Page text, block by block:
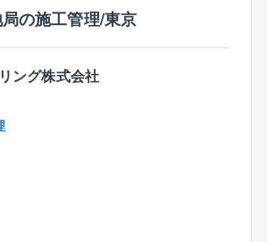
社会は今後、新たな進化の時代を迎
安定的にかつ高品質なサービスが提
と維持を行っていきましょう。
】
出資の子会社として2005年に設立
人向けの通信環境サポートといった
ネスを展開しています。
数ヶ所あるネットワークセンター及
・保守・運用・修繕業務を担ってい
スパートで1チームとなって各工事、
社会は今後、新たな進化の時代を迎
ネットワークを維持・構築していき
CATV、電気工事会社等での通信イン
、工事管理の経験
の施工、保守、工事管理の経験
理技士（電気通信工事、電気工事、
建築、管工事）
術者
術者（伝送・線路）
の施工管理/東京
ング株式会社